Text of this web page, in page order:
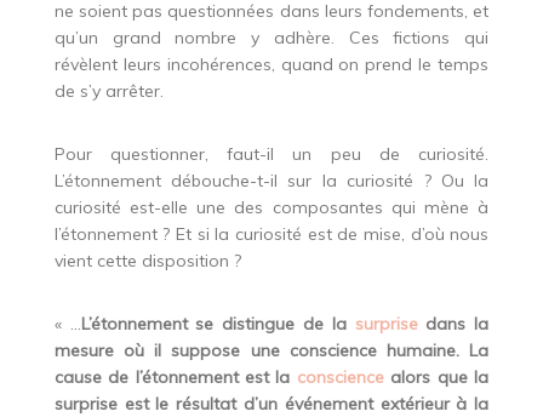
ne soient pas questionnées dans leurs fondements, et
qu’un grand nombre y adhère. Ces fictions qui
révèlent leurs incohérences, quand on prend le temps
de s’y arrêter.
Pour questionner, faut-il un peu de curiosité.
L’étonnement débouche-t-il sur la curiosité ? Ou la
curiosité est-elle une des composantes qui mène à
l’étonnement ? Et si la curiosité est de mise, d’où nous
vient cette disposition ?
« …L’étonnement se distingue de la surprisedans la
mesure où il suppose une conscience humaine. La
cause de l’étonnement est la consciencealors que la
surprise est le résultat d’un événement extérieur à la